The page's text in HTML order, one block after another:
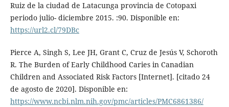
Ruiz de la ciudad de Latacunga provincia de Cotopaxi
periodo julio- diciembre 2015. :90. Disponible en:
https://url2.cl/79DBc
Pierce A, Singh S, Lee JH, Grant C, Cruz de Jesús V, Schoroth
R. The Burden of Early Childhood Caries in Canadian
Children and Associated Risk Factors [Internet]. [citado 24
de agosto de 2020]. Disponible en:
https://www.ncbi.nlm.nih.gov/pmc/articles/PMC6861386/